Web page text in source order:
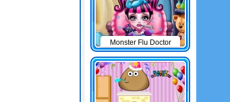
Monster Flu Doctor